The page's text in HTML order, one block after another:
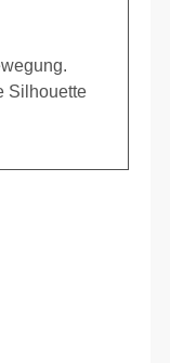
Silhouette